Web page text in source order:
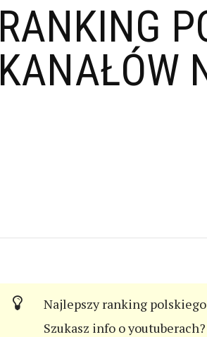
RANKING
KANAŁÓW
Najlepszy ranking
Szukasz info o